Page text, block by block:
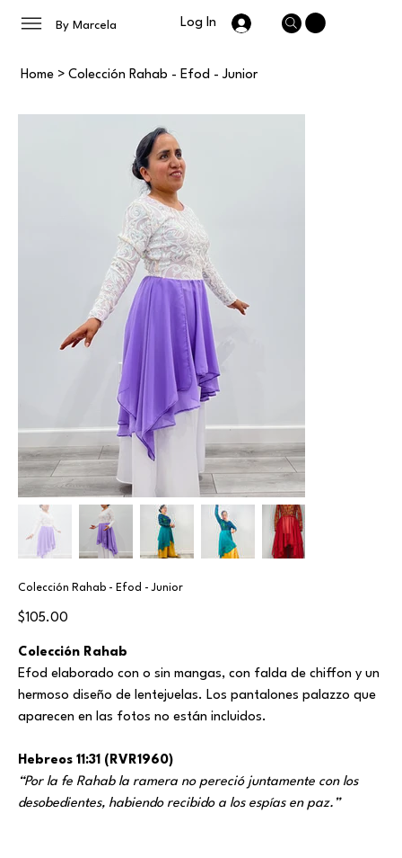
By Marcela Log In
Home > Colección Rahab - Efod - Junior
Colección Rahab - Efod - Junior
Price
$105.00
Colección Rahab
Efod elaborado con o sin mangas, con falda de chiffon y un
hermoso diseño de lentejuelas. Los pantalones palazzo que
aparecen en las fotos no están incluidos.
Hebreos 11:31 (RVR1960)
“Por la fe Rahab la ramera no pereció juntamente con los
desobedientes, habiendo recibido a los espías en paz.”